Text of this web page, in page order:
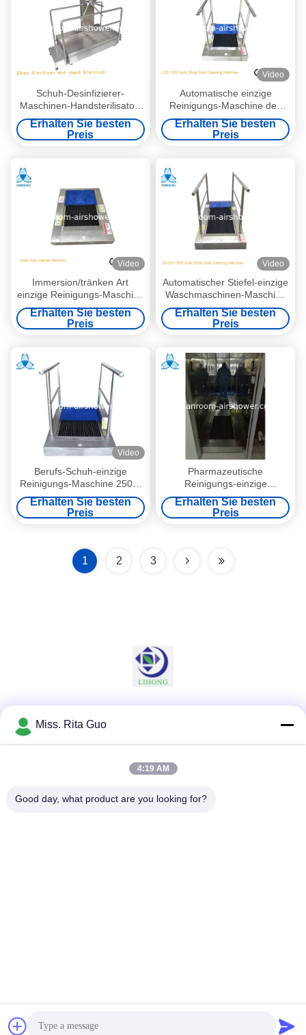
Schuh-Desinfizierer-
Maschinen-Handsterilisator-
Waschmaschine des
Edelstahl-304 für
Reinigungsschuhe
Erhalten Sie besten
Preis
Video
Automatische einzige
Reinigungs-Maschine des
Edelstahl-304 für Reinraum
Erhalten Sie besten
Preis
Video
Immersion/tränken Art
einzige Reinigungs-Maschine
innerhalb der Luft-Dusche
KEIN Handlauf
Erhalten Sie besten
Preis
Video
Automatischer Stiefel-einzige
Waschmaschinen-Maschine
für Reinraum AC220V 50HZ
1PH
Erhalten Sie besten
Preis
Video
Berufs-Schuh-einzige
Reinigungs-Maschine 250W
220V für Fabrik oder
Krankenhaus
Erhalten Sie besten
Preis
Pharmazeutische
Reinigungs-einzige
Reinigungs-
Maschine/Waschmaschine
für Gebäudereinigungs-
Erhalten Sie besten
Preis
1 2 3
Urheberrecht © 2016-2026 DONGGUAN LIHONG CLEANROOM
CO., LTD . Alle Rechte vorbehalten.
Miss. Rita Guo
4:19 AM
Good day, what product are you looking for?